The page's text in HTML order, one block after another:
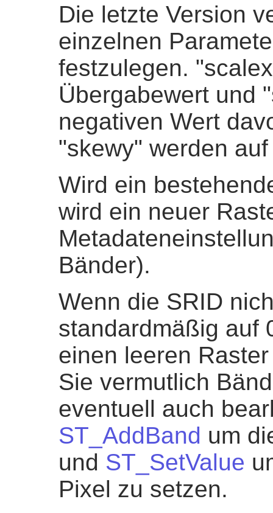
Die letzte Version
einzelnen
festzulegen.
Übergabewert und
negativen Wert
"skewy" werden
Wird ein
wird ein neuer
Bänder).
Wenn die SRID
standardmäßig auf
einen leeren
Sie vermutlich
eventuell auch
ST_AddBand um
und ST_SetValue
Pixel zu setzen.